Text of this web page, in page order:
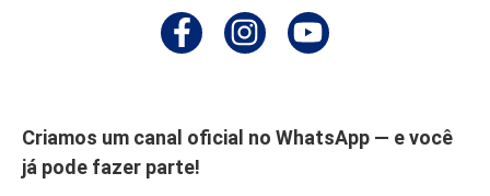
Criamos um canal oficial no WhatsApp — e você
já pode fazer parte!